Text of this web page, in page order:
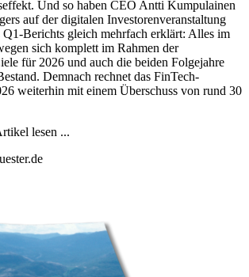
Und so haben CEO Antti Kumpulainen
auf der digitalen Investorenveranstaltung
Q1-Berichts gleich mehrfach erklärt: Alles im
sich komplett im Rahmen der
für 2026 und auch die beiden Folgejahre
Demnach rechnet das FinTech-
weiterhin mit einem Überschuss von rund 30
lesen ...